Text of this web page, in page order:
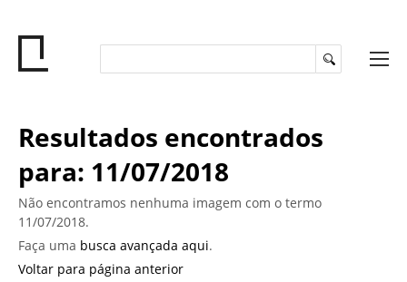
Resultados encontrados
para: 11/07/2018
Não encontramos nenhuma imagem com o termo
11/07/2018.
Faça uma busca avançada aqui.
Voltar para página anterior